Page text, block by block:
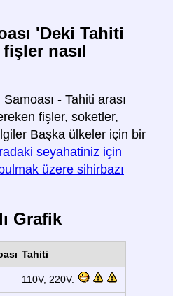
'Deki Tahiti
nasıl
- Tahiti arası
fişler, soketler,
Başka ülkeler için bir
seyahatiniz için
üzere sihirbazı
Grafik
Tahiti
110V, 220V.